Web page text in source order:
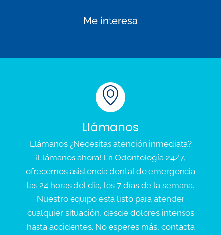
Me interesa
Llámanos
Llámanos ¿Necesitas atención inmediata?
¡Llámanos ahora! En Odontología 24/7,
ofrecemos asistencia dental de emergencia
las 24 horas del día, los 7 días de la semana.
Nuestro equipo está listo para atender
cualquier situación, desde dolores intensos
hasta accidentes. No esperes más, contacta